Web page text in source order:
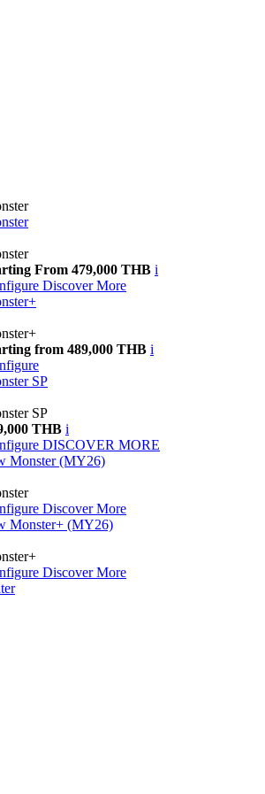
From 479,000 THB i
Discover More
from 489,000 THB i
SP
SP
THB i
DISCOVER MORE
Monster (MY26)
Discover More
Monster+ (MY26)
Discover More